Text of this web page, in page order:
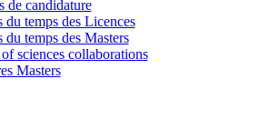
de candidature
du temps des Licences
du temps des Masters
sciences collaborations
Masters